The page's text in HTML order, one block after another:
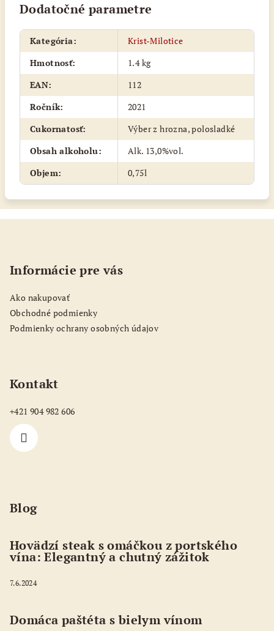
Dodatočné parametre
Kategória:
Krist-Milotice
Hmotnosť:
1.4 kg
EAN:
112
Ročník:
2021
Cukornatosť:
Výber z hrozna, polosladké
Obsah alkoholu:
Alk. 13,0%vol.
Objem: 0,75l
Informácie pre vás
Ako nakupovať
Obchodné podmienky
Podmienky ochrany osobných údajov
Kontakt
+421 904 982 606
Blog
Hovädzí steak s omáčkou z portského
vína: Elegantný a chutný zážitok
7.6.2024
Domáca paštéta s bielym vínom